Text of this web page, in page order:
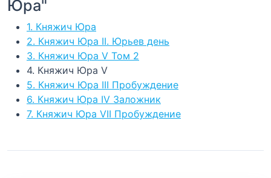
Юра"
1. Княжич Юра
2. Княжич Юра II. Юрьев день
3. Княжич Юра V Том 2
4. Княжич Юра V
5. Княжич Юра III Пробуждение
6. Княжич Юра IV Заложник
7. Княжич Юра VII Пробуждение